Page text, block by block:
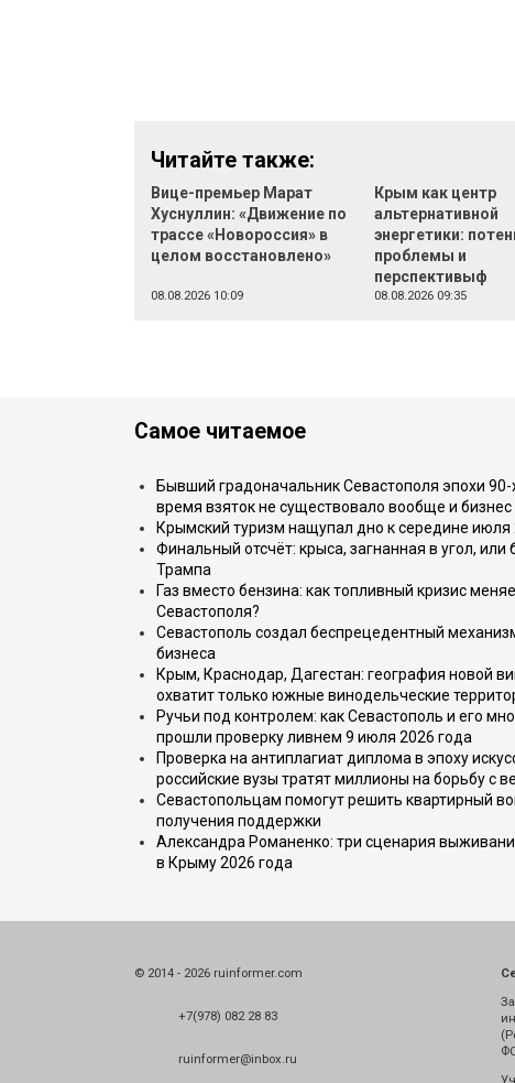
Читайте также:
Вице-премьер Марат
Хуснуллин: «Движение по
трассе «Новороссия» в
целом восстановлено»
08.08.2026 10:09
Крым как центр
альтернативной
энергетики:
проблемы и
перспективыф
08.08.2026 09:35
Самое читаемое
Бывший градоначальник Севастополя эпохи 90-
время взяток не существовало вообще и бизнес
Крымский туризм нащупал дно к середине июля
Финальный отсчёт: крыса, загнанная в угол,
Трампа
Газ вместо бензина: как топливный кризис
Севастополя?
Севастополь создал беспрецедентный
бизнеса
Крым, Краснодар, Дагестан: география новой
охватит только южные винодельческие
Ручьи под контролем: как Севастополь и его
прошли проверку ливнем 9 июля 2026 года
Проверка на антиплагиат диплома в эпоху
российские вузы тратят миллионы на борьбу с
Севастопольцам помогут решить квартирный
получения поддержки
Александра Романенко: три сценария
в Крыму 2026 года
© 2014 - 2026 ruinformer.com
+7(978) 082 28 83
ruinformer@inbox.ru